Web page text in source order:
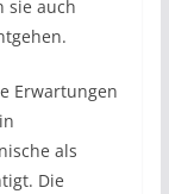
sie auch
Erwartungen
als
Die